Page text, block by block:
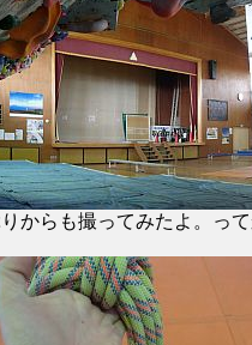
からも撮ってみたよ。っ